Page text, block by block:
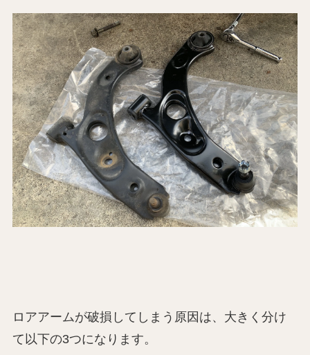
ロアアームが破損してしまう原因は、大きく分け
て以下の3つになります。